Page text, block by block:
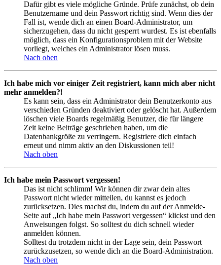
Dafür gibt es viele mögliche Gründe. Prüfe zunächst, ob dein
Benutzername und dein Passwort richtig sind. Wenn dies der
Fall ist, wende dich an einen Board-Administrator, um
sicherzugehen, dass du nicht gesperrt wurdest. Es ist ebenfalls
möglich, dass ein Konfigurationsproblem mit der Website
vorliegt, welches ein Administrator lösen muss.
Nach oben
Ich habe mich vor einiger Zeit registriert, kann mich aber nicht
mehr anmelden?!
Es kann sein, dass ein Administrator dein Benutzerkonto aus
verschieden Gründen deaktiviert oder gelöscht hat. Außerdem
löschen viele Boards regelmäßig Benutzer, die für längere
Zeit keine Beiträge geschrieben haben, um die
Datenbankgröße zu verringern. Registriere dich einfach
erneut und nimm aktiv an den Diskussionen teil!
Nach oben
Ich habe mein Passwort vergessen!
Das ist nicht schlimm! Wir können dir zwar dein altes
Passwort nicht wieder mitteilen, du kannst es jedoch
zurücksetzen. Dies machst du, indem du auf der Anmelde-
Seite auf „Ich habe mein Passwort vergessen“ klickst und den
Anweisungen folgst. So solltest du dich schnell wieder
anmelden können.
Solltest du trotzdem nicht in der Lage sein, dein Passwort
zurückzusetzen, so wende dich an die Board-Administration.
Nach oben